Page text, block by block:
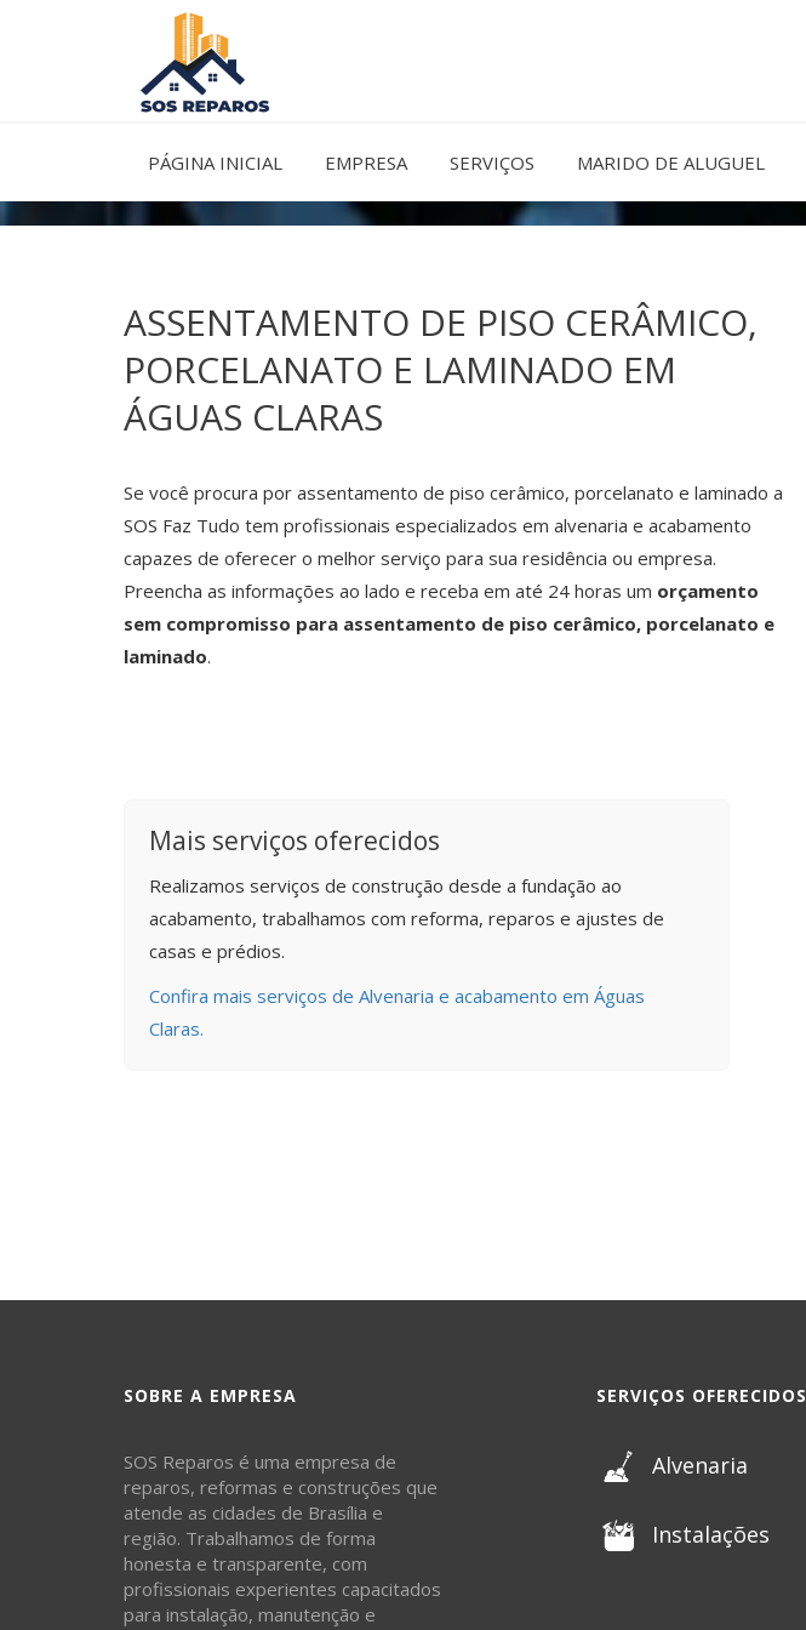
PÁGINA INICIAL EMPRESA SERVIÇOS MARIDO DE ALUGUEL
ASSENTAMENTO DE PISO CERÂMICO,
PORCELANATO E LAMINADO EM
ÁGUAS CLARAS
Se você procura por assentamento de piso cerâmico, porcelanato e laminado a
SOS Faz Tudo tem profissionais especializados em alvenaria e acabamento
capazes de oferecer o melhor serviço para sua residência ou empresa.
Preencha as informações ao lado e receba em até 24 horas um orçamento
sem compromisso para assentamento de piso cerâmico, porcelanato e
laminado.
Mais serviços oferecidos
Realizamos serviços de construção desde a fundação ao
acabamento, trabalhamos com reforma, reparos e ajustes de
casas e prédios.
Confira mais serviços de Alvenaria e acabamento em Águas
Claras.
SOBRE A EMPRESA
SOS Reparos é uma empresa de
reparos, reformas e construções que
atende as cidades de Brasília e
região. Trabalhamos de forma
honesta e transparente, com
profissionais experientes capacitados
para instalação, manutenção e
SERVIÇOS OFERECIDOS
Alvenaria
Instalações